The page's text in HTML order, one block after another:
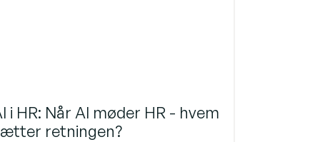
i HR: Når AI møder HR - hvem
retningen?